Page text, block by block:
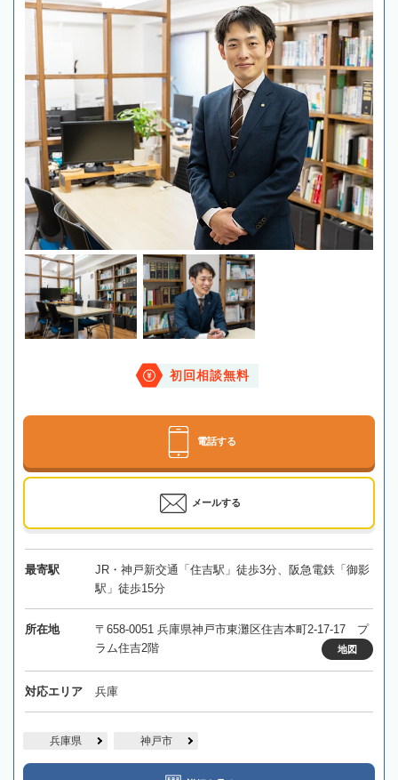
初回相談無料
電話する
メールする
最寄駅
JR・神戸新交通「住吉駅」徒歩3分、阪急電鉄「御影
駅」徒歩15分
所在地
〒658-0051 兵庫県神戸市東灘区住吉本町2-17-17 プ
ラム住吉2階
地図
対応エリア 兵庫
兵庫県 神戸市